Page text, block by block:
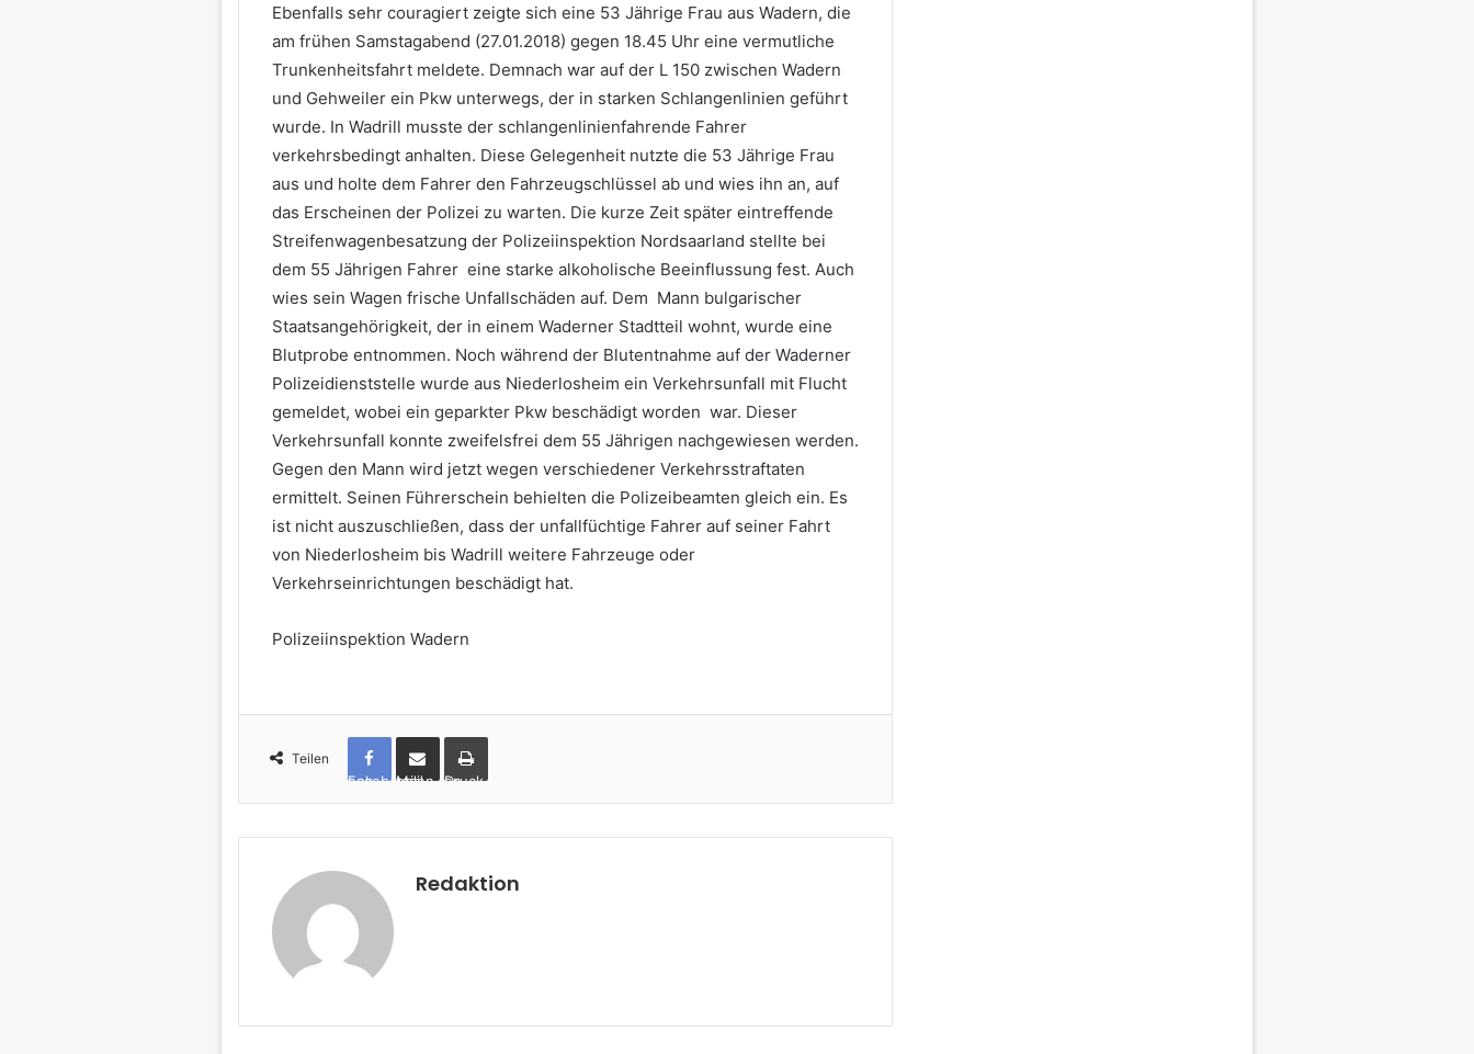
Ebenfalls sehr couragiert zeigte sich eine 53 Jährige Frau aus Wadern, die
am frühen Samstagabend (27.01.2018) gegen 18.45 Uhr eine vermutliche
Trunkenheitsfahrt meldete. Demnach war auf der L 150 zwischen Wadern
und Gehweiler ein Pkw unterwegs, der in starken Schlangenlinien geführt
wurde. In Wadrill musste der schlangenlinienfahrende Fahrer
verkehrsbedingt anhalten. Diese Gelegenheit nutzte die 53 Jährige Frau
aus und holte dem Fahrer den Fahrzeugschlüssel ab und wies ihn an, auf
das Erscheinen der Polizei zu warten. Die kurze Zeit später eintreffende
Streifenwagenbesatzung der Polizeiinspektion Nordsaarland stellte bei
dem 55 Jährigen Fahrer eine starke alkoholische Beeinflussung fest. Auch
wies sein Wagen frische Unfallschäden auf. Dem Mann bulgarischer
Staatsangehörigkeit, der in einem Waderner Stadtteil wohnt, wurde eine
Blutprobe entnommen. Noch während der Blutentnahme auf der Waderner
Polizeidienststelle wurde aus Niederlosheim ein Verkehrsunfall mit Flucht
gemeldet, wobei ein geparkter Pkw beschädigt worden war. Dieser
Verkehrsunfall konnte zweifelsfrei dem 55 Jährigen nachgewiesen werden.
Gegen den Mann wird jetzt wegen verschiedener Verkehrsstraftaten
ermittelt. Seinen Führerschein behielten die Polizeibeamten gleich ein. Es
ist nicht auszuschließen, dass der unfallfüchtige Fahrer auf seiner Fahrt
von Niederlosheim bis Wadrill weitere Fahrzeuge oder
Verkehrseinrichtungen beschädigt hat.
Polizeiinspektion Wadern
Teilen
Facebook per Mail teilen Drucken
Redaktion